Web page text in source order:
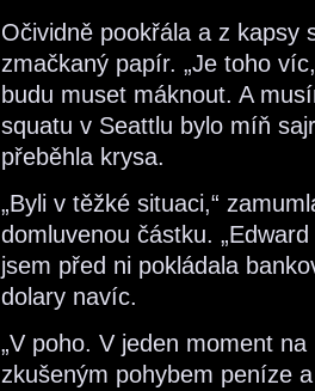
Očividně pookřála a z kapsy
zmačkaný papír. „Je toho
budu muset máknout. A
squatu v Seattlu bylo míň
přeběhla krysa.
„Byli v těžké situaci,“
domluvenou částku.
jsem před ni pokládala
dolary navíc.
„V poho. V jeden moment
zkušeným pohybem peníze